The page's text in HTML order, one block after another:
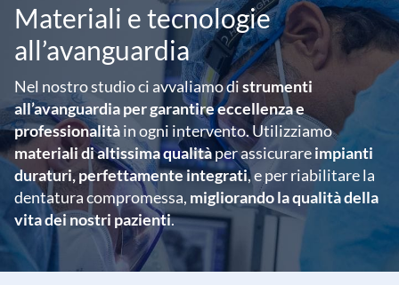
Materiali e tecnologie
all’avanguardia
Nel nostro studio ci avvaliamo distrumenti
all’avanguardia per garantire eccellenza e
professionalitàin ogni intervento. Utilizziamo
materiali di altissima qualitàper assicurareimpianti
duraturi, perfettamente integrati, e per riabilitare la
dentatura compromessa, migliorando la qualità della
vita dei nostri pazienti.